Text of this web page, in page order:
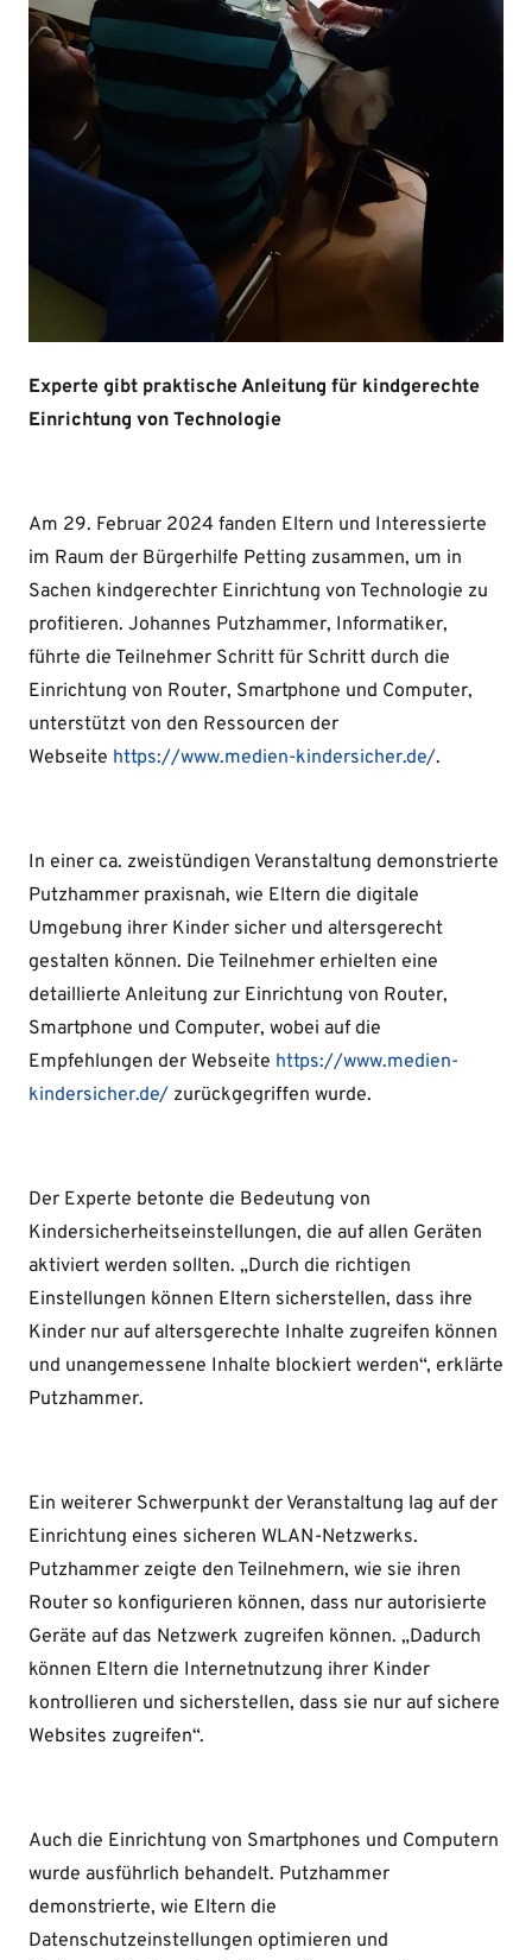
Experte gibt praktische Anleitung für kindgerechte
Einrichtung von Technologie
Am 29. Februar 2024 fanden Eltern und Interessierte
im Raum der Bürgerhilfe Petting zusammen, um in
Sachen kindgerechter Einrichtung von Technologie zu
profitieren. Johannes Putzhammer, Informatiker,
führte die Teilnehmer Schritt für Schritt durch die
Einrichtung von Router, Smartphone und Computer,
unterstützt von den Ressourcen der
Webseite https://www.medien-kindersicher.de/.
In einer ca. zweistündigen Veranstaltung demonstrierte
Putzhammer praxisnah, wie Eltern die digitale
Umgebung ihrer Kinder sicher und altersgerecht
gestalten können. Die Teilnehmer erhielten eine
detaillierte Anleitung zur Einrichtung von Router,
Smartphone und Computer, wobei auf die
Empfehlungen der Webseite https://www.medien-
kindersicher.de/ zurückgegriffen wurde.
Der Experte betonte die Bedeutung von
Kindersicherheitseinstellungen, die auf allen Geräten
aktiviert werden sollten. „Durch die richtigen
Einstellungen können Eltern sicherstellen, dass ihre
Kinder nur auf altersgerechte Inhalte zugreifen können
und unangemessene Inhalte blockiert werden“, erklärte
Putzhammer.
Ein weiterer Schwerpunkt der Veranstaltung lag auf der
Einrichtung eines sicheren WLAN-Netzwerks.
Putzhammer zeigte den Teilnehmern, wie sie ihren
Router so konfigurieren können, dass nur autorisierte
Geräte auf das Netzwerk zugreifen können. „Dadurch
können Eltern die Internetnutzung ihrer Kinder
kontrollieren und sicherstellen, dass sie nur auf sichere
Websites zugreifen“.
Auch die Einrichtung von Smartphones und Computern
wurde ausführlich behandelt. Putzhammer
demonstrierte, wie Eltern die
Datenschutzeinstellungen optimieren und